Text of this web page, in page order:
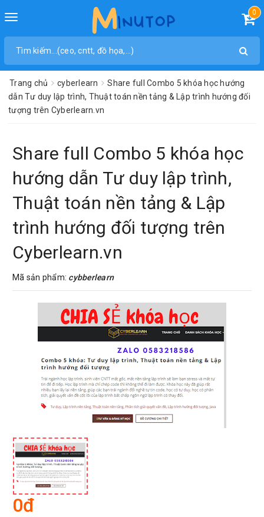
Toggle
0
Trang chủ cyberlearn
Share full Combo 5 khóa học hướng
dẫn Tư duy lập trình, Thuật toán nền tảng & Lập trình hướng đối
tượng trên Cyberlearn.vn
Share full Combo 5 khóa học
hướng dẫn Tư duy lập trình,
Thuật toán nền tảng & Lập
trình hướng đối tượng trên
Cyberlearn.vn
Mã sản phẩm: cybberlearn
0đ